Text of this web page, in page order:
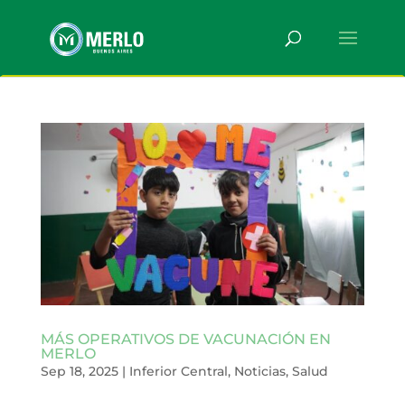
MÁS OPERATIVOS DE VACUNACIÓN EN
MERLO
Sep 18, 2025| Inferior Central, Noticias, Salud